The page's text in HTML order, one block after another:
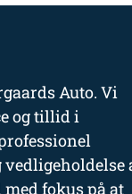
Auto. Vi
og tillid i
fokus på at